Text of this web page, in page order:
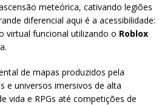
meteórica, cativando legiões
diferencial aqui é a acessibilidade:
virtual funcional utilizando o Roblox
de mapas produzidos pela
e universos imersivos de alta
vida e RPGs até competições de